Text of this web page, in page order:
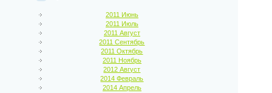
2011 Июнь
2011 Июль
2011 Август
2011 Сентябрь
2011 Октябрь
2011 Ноябрь
2012 Август
2014 Февраль
2014 Апрель